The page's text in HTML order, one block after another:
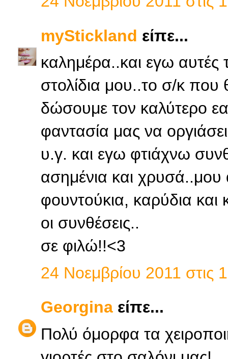
myStickland είπε...
καλημέρα..και εγω αυτές
στολίδια μου..το σ/κ που
δώσουμε τον καλύτερο
φαντασία μας να
υ.γ. και εγω φτιάχνω
ασημένια και
φουντούκια, καρύδια και
οι συνθέσεις..
σε φιλώ!!<3
24 Νοεμβρίου 2011 στις
Georgina είπε...
Πολύ όμορφα τα